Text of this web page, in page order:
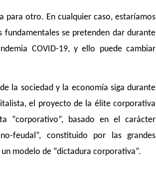
para otro. En cualquier caso, estaríamos
se pretenden dar durante
COVID-19, y ello puede cambiar
la sociedad y la economía siga durante
el proyecto de la élite corporativa
“corporativo”, basado en el carácter
feudal”, constituido por las grandes
modelo de “dictadura corporativa”.